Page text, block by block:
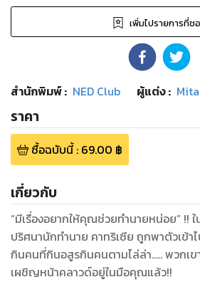
เพิ่มไปรายการที่ช
สำนักพิมพ์: NED Club ผู้แต่ง : Mita
ราคา
ซื้อฉบับนี้: 69.00 ฿
เกี่ยวกับ
“มีเรื่องอยากให้คุณช่วยทำนายหน่อย” !!
ปริศนานักทำนาย คาทริเซีย ถูกพาตัวเข้า
กินคนที่กินอสูรกินคนตามไล่ล่า….. พวกเข
เผชิญหน้าคลาวด์อยู่ในมือคุณแล้ว!!